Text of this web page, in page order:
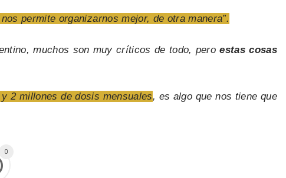
permite organizarnos mejor, de otra manera”.
muchos son muy críticos de todo, peroestas cosas
2 millones de dosis mensuales, es algo que nos tiene que
0